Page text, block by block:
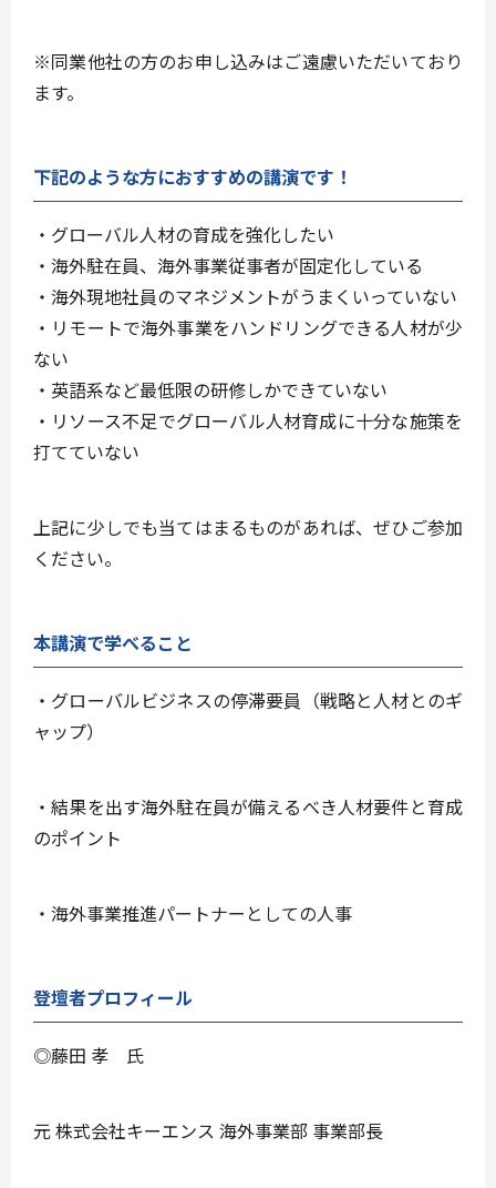
※同業他社の方のお申し込みはご遠慮いただいており
ます。
下記のような方におすすめの講演です！
・グローバル人材の育成を強化したい
・海外駐在員、海外事業従事者が固定化している
・海外現地社員のマネジメントがうまくいっていない
・リモートで海外事業をハンドリングできる人材が少
ない
・英語系など最低限の研修しかできていない
・リソース不足でグローバル人材育成に十分な施策を
打てていない
上記に少しでも当てはまるものがあれば、ぜひご参加
ください。
本講演で学べること
・グローバルビジネスの停滞要員（戦略と人材とのギ
ャップ）
・結果を出す海外駐在員が備えるべき人材要件と育成
のポイント
・海外事業推進パートナーとしての人事
登壇者プロフィール
◎藤田 孝 氏
元 株式会社キーエンス 海外事業部 事業部長